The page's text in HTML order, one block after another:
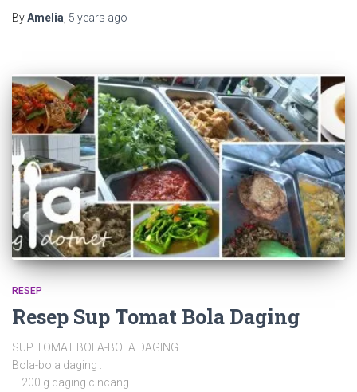
ByAmelia, 5 years ago
RESEP
Resep Sup Tomat Bola Daging
SUP TOMAT BOLA-BOLA DAGING
Bola-bola daging :
– 200 g daging cincang